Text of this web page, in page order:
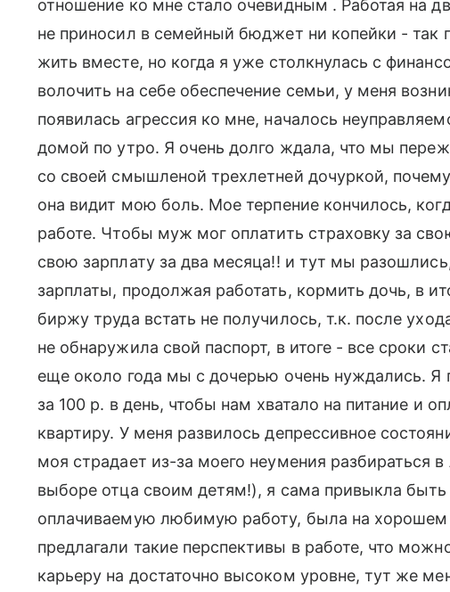
отношение ко мне стало очевидным . Работая на
не приносил в семейный бюджет ни копейки - так
жить вместе, но когда я уже столкнулась с
волочить на себе обеспечение семьи, у меня
появилась агрессия ко мне, началось
домой по утро. Я очень долго ждала, что мы
со своей смышленой трехлетней дочуркой,
она видит мою боль. Мое терпение кончилось,
работе. Чтобы муж мог оплатить страховку за
свою зарплату за два месяца!! и тут мы
зарплаты, продолжая работать, кормить дочь, в
биржу труда встать не получилось, т.к. после
не обнаружила свой паспорт, в итоге - все сроки
еще около года мы с дочерью очень нуждались. Я
за 100 р. в день, чтобы нам хватало на питание и
квартиру. У меня развилось депрессивное
моя страдает из-за моего неумения разбираться
выборе отца своим детям!), я сама привыкла
оплачиваемую любимую работу, была на хорошем
предлагали такие перспективы в работе, что
карьеру на достаточно высоком уровне, тут же